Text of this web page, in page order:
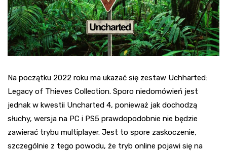
Na początku 2022 roku ma ukazać się zestaw Uchharted:
Legacy of Thieves Collection. Sporo niedomówień jest
jednak w kwestii Uncharted 4, ponieważ jak dochodzą
słuchy, wersja na PC i PS5 prawdopodobnie nie będzie
zawierać trybu multiplayer. Jest to spore zaskoczenie,
szczególnie z tego powodu, że tryb online pojawi się na